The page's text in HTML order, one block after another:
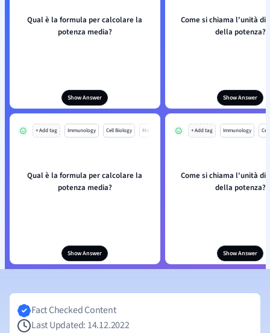
Qual è la formula per calcolare la
potenza media?
Show Answer
Come si chiama l'unità di
della potenza?
Show Answer
+ Add tag Immunology Cell Biology Mo
Qual è la formula per calcolare la
potenza media?
Show Answer
+ Add tag Immunology
Come si chiama l'unità di
della potenza?
Show Answer
Fact Checked Content
Last Updated: 14.12.2022